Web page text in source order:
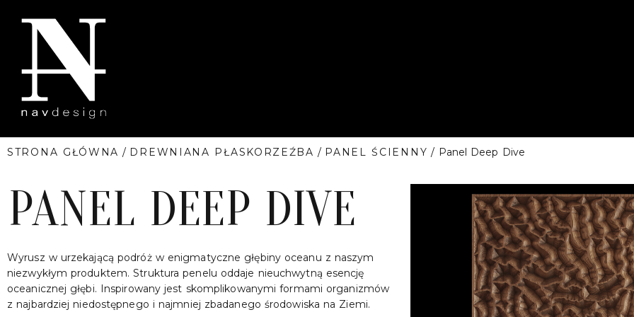
STRONA GŁÓWNA / DREWNIANA PŁASKORZEŹBA / PANEL ŚCIENNY / Panel Deep Dive
PANEL DEEP DIVE
Wyrusz w urzekającą podróż w enigmatyczne głębiny oceanu z naszym
niezwykłym produktem. Struktura penelu oddaje nieuchwytną esencję
oceanicznej głębi. Inspirowany jest skomplikowanymi formami organizmów
z najbardziej niedostępnego i najmniej zbadanego środowiska na Ziemi.